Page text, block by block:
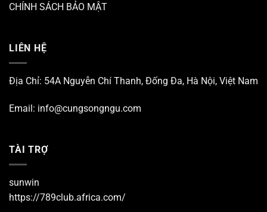
CHÍNH SÁCH BẢO MẬT
LIÊN HỆ
Địa Chỉ: 54A Nguyễn Chí Thanh, Đống Đa, Hà Nội, Việt Nam
Email: info@cungsongngu.com
TÀI TRỢ
sunwin
https://789club.africa.com/